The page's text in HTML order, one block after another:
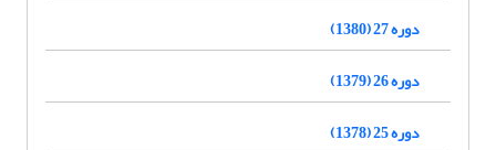
دوره 27 (1380)
دوره 26 (1379)
دوره 25 (1378)